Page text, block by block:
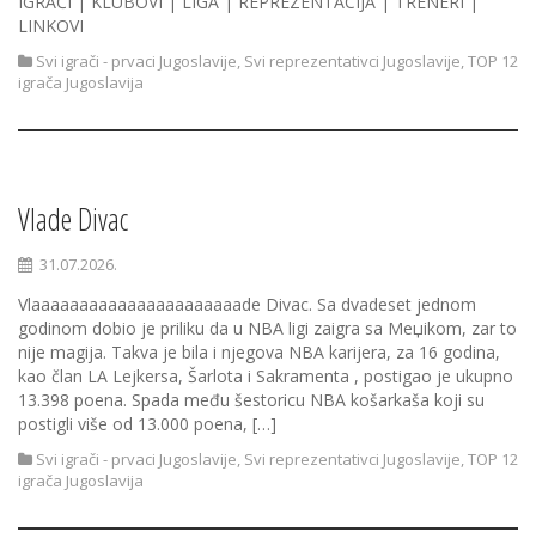
LINKOVI
Svi igrači - prvaci Jugoslavije, Svi reprezentativci Jugoslavije,TOP 12
igrača Jugoslavija
Vlade Divac
31.07.2026.
Vlaaaaaaaaaaaaaaaaaaaaaade Divac. Sa dvadeset jednom
godinom dobio je priliku da u NBA ligi zaigra sa Meџikom, zar to
nije magija. Takva je bila i njegova NBA karijera, za 16 godina,
kao član LA Lejkersa, Šarlota i Sakramenta , postigao je ukupno
13.398 poena. Spada među šestoricu NBA košarkaša koji su
postigli više od 13.000 poena, […]
Svi igrači - prvaci Jugoslavije, Svi reprezentativci Jugoslavije,TOP 12
igrača Jugoslavija